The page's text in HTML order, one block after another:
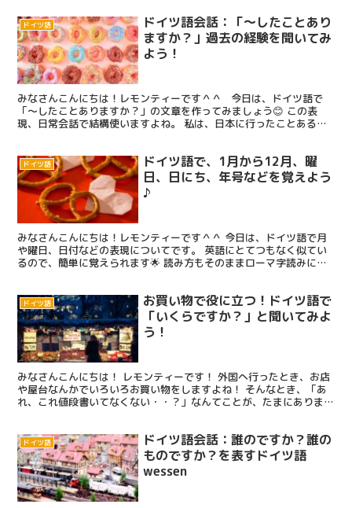
ドイツ語
ドイツ語会話：「～したことあり
ますか？」過去の経験を聞いてみ
よう！
みなさんこんにちは！レモンティーです＾＾ 今日は、ドイツ語で
「～したことありますか？」の文章を作ってみましょう😊 この表
現、日常会話で結構使いますよね。 私は、日本に行ったことある？
ドイツ語
ドイツ語で、1月から12月、曜
日、日にち、年号などを覚えよう
♪
みなさんこんにちは！レモンティーです＾＾ 今日は、ドイツ語で月
や曜日、日付などの表現についてです。 英語にとてつもなく似てい
るので、簡単に覚えられます🌟 読み方もそのままローマ字読みに近
ドイツ語
お買い物で役に立つ！ドイツ語で
「いくらですか？」と聞いてみよ
う！
みなさんこんにちは！ レモンティーです！ 外国へ行ったとき、お店
や屋台なんかでいろいろお買い物をしますよね！ そんなとき、「あ
れ、これ値段書いてなくない・・？」なんてことが、たまにありま
ドイツ語
ドイツ語会話：誰のですか？誰の
ものですか？を表すドイツ語
wessen